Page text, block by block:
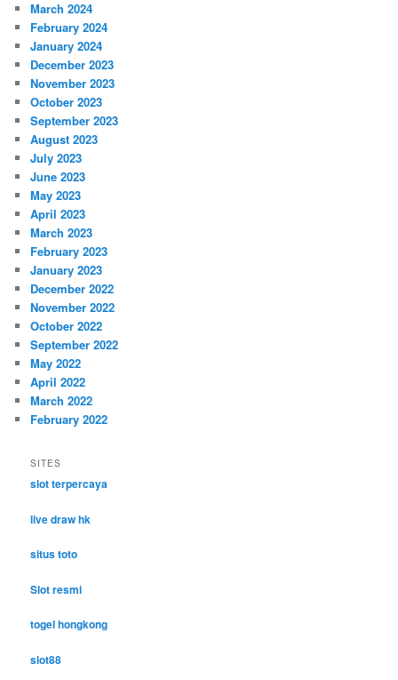
March 2024
February 2024
January 2024
December 2023
November 2023
October 2023
September 2023
August 2023
July 2023
June 2023
May 2023
April 2023
March 2023
February 2023
January 2023
December 2022
November 2022
October 2022
September 2022
May 2022
April 2022
March 2022
February 2022
SITES
slot terpercaya
live draw hk
situs toto
Slot resmi
togel hongkong
slot88